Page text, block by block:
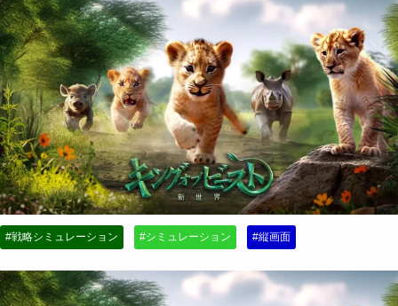
#戦略シミュレーション #シミュレーション #縦画面